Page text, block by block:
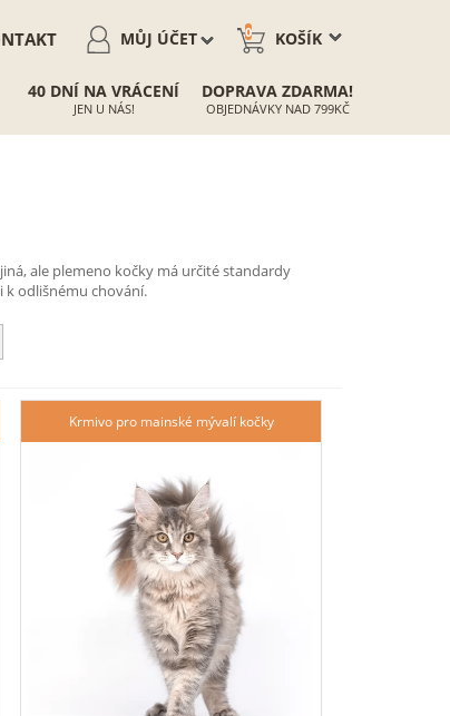
KOŠÍK
0
MŮJ ÚČET
40 DNÍ NA VRÁCENÍ
JEN U NÁS!
DOPRAVA ZDARMA!
OBJEDNÁVKY NAD 799KČ
ale plemeno kočky má určité standardy
k odlišnému chování.
Krmivo pro mainské mývalí kočky